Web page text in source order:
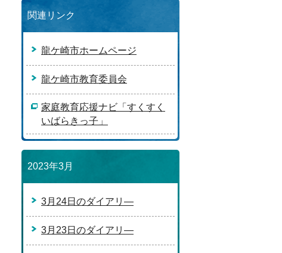
関連リンク
龍ケ崎市ホームページ
龍ケ崎市教育委員会
家庭教育応援ナビ「すくすく
いばらきっ子」
2023年3月
3月24日のダイアリ―
3月23日のダイアリ―